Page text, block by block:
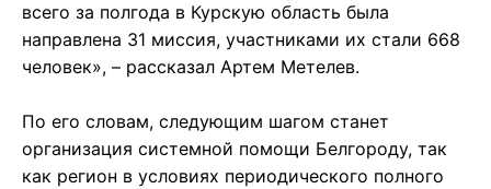
всего за полгода в Курскую область была
направлена 31 миссия, участниками их стали 668
человек», – рассказал Артем Метелев.
По его словам, следующим шагом станет
организация системной помощи Белгороду, так
как регион в условиях периодического полного